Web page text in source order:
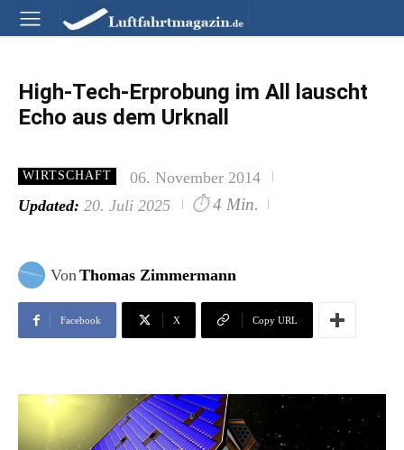
High-Tech-Erprobung im All lauscht
Echo aus dem Urknall
WIRTSCHAFT
06. November 2014
Updated: 20. Juli 2025 ⏱ 4 Min.
VonThomas Zimmermann
Facebook X Copy URL